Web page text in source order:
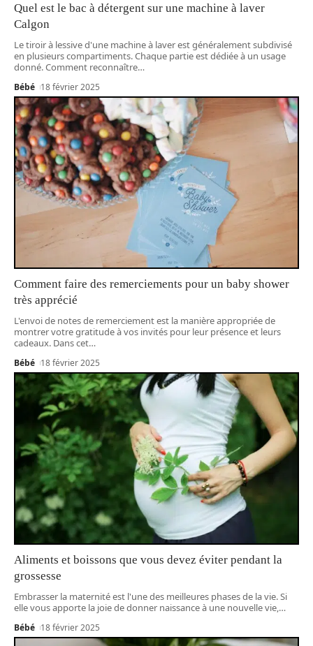
Quel est le bac à détergent sur une machine à laver
Calgon
Le tiroir à lessive d'une machine à laver est généralement subdivisé
en plusieurs compartiments. Chaque partie est dédiée à un usage
donné. Comment reconnaître…
Bébé 18 février 2025
Comment faire des remerciements pour un baby shower
très apprécié
L'envoi de notes de remerciement est la manière appropriée de
montrer votre gratitude à vos invités pour leur présence et leurs
cadeaux. Dans cet…
Bébé 18 février 2025
Aliments et boissons que vous devez éviter pendant la
grossesse
Embrasser la maternité est l'une des meilleures phases de la vie. Si
elle vous apporte la joie de donner naissance à une nouvelle vie, …
Bébé 18 février 2025